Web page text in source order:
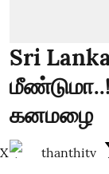
Sri
கனமழை
thanthitv
X